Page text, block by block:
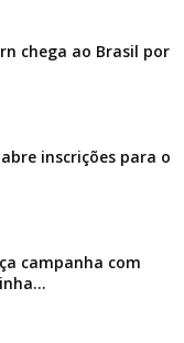
chega ao Brasil por
inscrições para o
campanha com